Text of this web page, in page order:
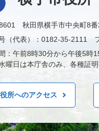
秋田県横手市中央町8番
（代表）：0182-35-2111
：午前8時30分から午後5時
水曜日は本庁舎のみ、各種証
所へのアクセス